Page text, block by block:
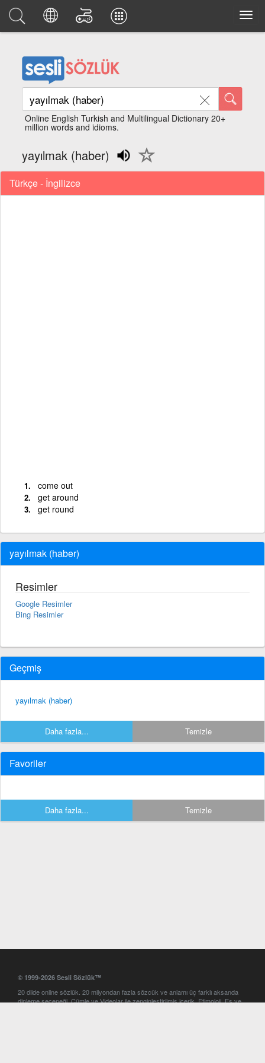
Online English Turkish and Multilingual Dictionary 20+
million words and idioms.
yayılmak (haber)
Türkçe - İngilizce
come out
get around
get round
yayılmak (haber)
Resimler
Google Resimler
Bing Resimler
Geçmiş
yayılmak (haber)
Daha fazla... Temizle
Favoriler
Daha fazla... Temizle
© 1999-2026 Sesli Sözlük™
20 dilde online sözlük. 20 milyondan fazla sözcük ve anlamı üç farklı aksanda
dinleme seçeneği. Cümle ve Videolar ile zenginleştirilmiş içerik. Etimoloji, Eş ve